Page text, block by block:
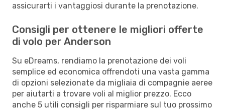
assicurarti i vantaggiosi durante la prenotazione.
Consigli per ottenere le migliori offerte
di volo per Anderson
Su eDreams, rendiamo la prenotazione dei voli
semplice ed economica offrendoti una vasta gamma
di opzioni selezionate da migliaia di compagnie aeree
per aiutarti a trovare voli al miglior prezzo. Ecco
anche 5 utili consigli per risparmiare sul tuo prossimo